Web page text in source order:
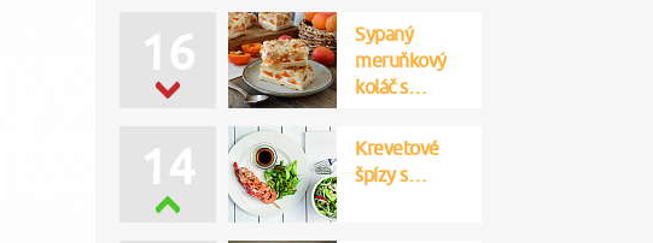
16
Sypaný
meruňkový
koláč s…
14
Krevetové
špízy s…